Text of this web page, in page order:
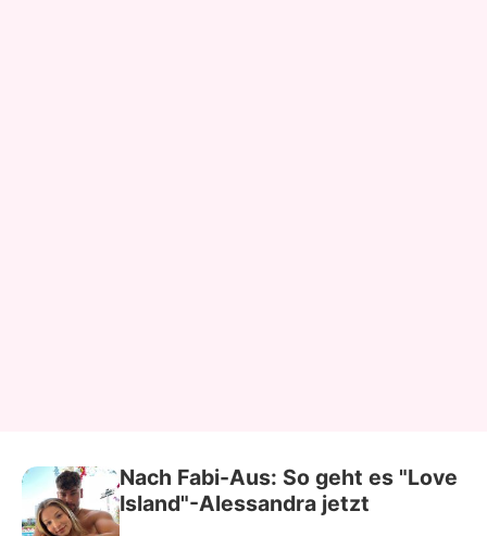
Nach Fabi-Aus: So geht es "Love
Island"-Alessandra jetzt